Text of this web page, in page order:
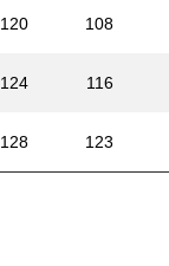
120 108
124 116
128 123